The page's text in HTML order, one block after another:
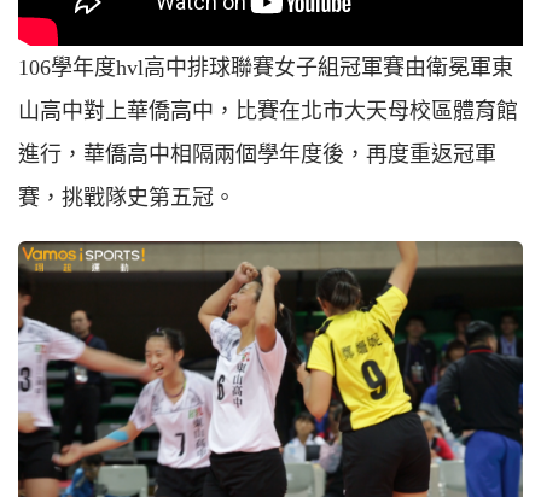
106學年度hvl高中排球聯賽女子組冠軍賽由衛冕軍東
山高中對上華僑高中，比賽在北市大天母校區體育館
進行，華僑高中相隔兩個學年度後，再度重返冠軍
賽，挑戰隊史第五冠。